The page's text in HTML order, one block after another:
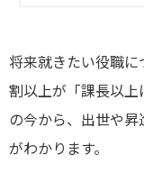
将来就きたい役職
割以上が「課長以
の今から、出世や
がわかります。